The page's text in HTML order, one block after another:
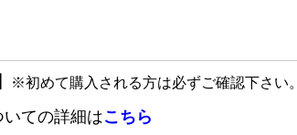
※初めて購入される方は必ずご確認下さい。
ての詳細はこちら